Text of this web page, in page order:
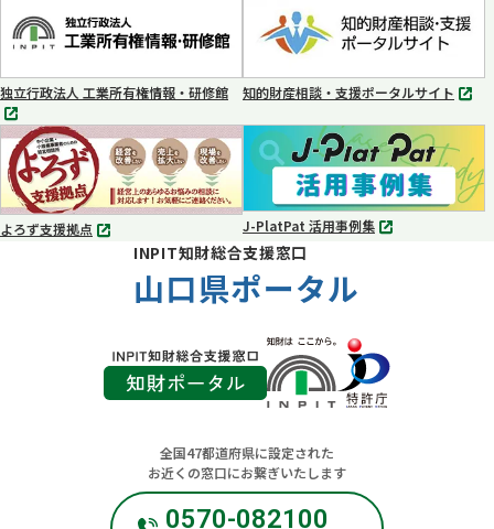
ブ
で
く
ブ
で
開
く
独立行政法人 工業所有権情報・研修館
別
タ
ブ
で
知的財産相談・支援ポータルサイト
別
タ
開
く
よろず支援拠点
別
J-PlatPat 活用事例集
別
INPIT知財総合支援窓口
山口県ポータル
全国47都道府県に設定された
お近くの窓口にお繋ぎいたします
0570-082100